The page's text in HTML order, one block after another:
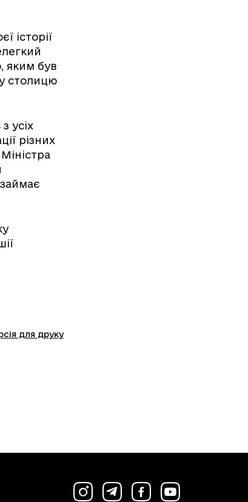
історії
яким був
столицю
усіх
різних
для друку